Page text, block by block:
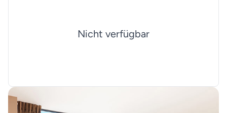
Nicht verfügbar